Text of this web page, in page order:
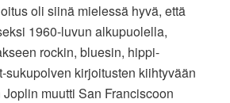
oli siinä mielessä hyvä, että
1960-luvun alkupuolella,
rockin, bluesin, hippi-
sukupolven kirjoitusten kiihtyvään
muutti San Franciscoon